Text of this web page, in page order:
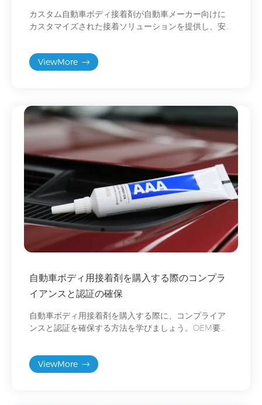
カスタム自動車ボディ接着剤が自動車メーカー向けに
カスタマイズされた接着ソリューションを提供し、安
ください。
ViewMore
自動車ボディ用接着剤を購入する際のコンプラ
イアンスと認証の確保
自動車ボディ用接着剤を購入する際に、コンプライア
ンスと認証を確保する方法を学びましょう。OEM要
ViewMore